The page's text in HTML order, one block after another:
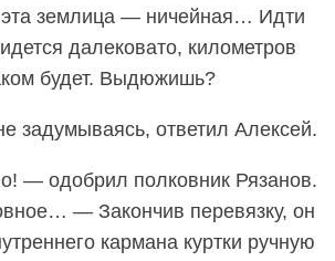
эта землица — ничейная… Идти
далековато, километров
будет. Выдюжишь?
ответил Алексей.
— одобрил полковник Рязанов.
— Закончив перевязку, он
кармана куртки ручную